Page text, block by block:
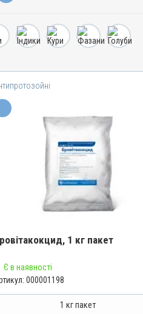
1 кг пакет
Назва препарату
Є в наявності
000001198
1 кг пакет